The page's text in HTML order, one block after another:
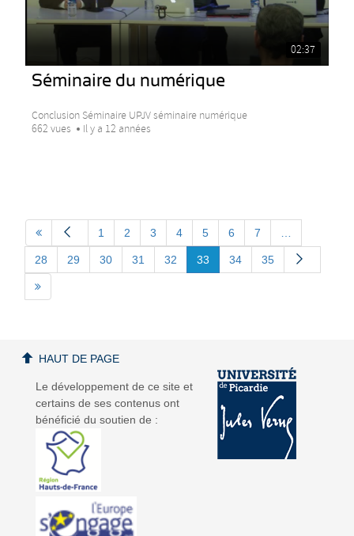
02:37
Séminaire du numérique
Conclusion Séminaire UPJV séminaire numérique
662 vues
Il y a 12 années
1 2 3 4 5 6 7
28 29 30 31 32 33 34 35
Le développement de ce site et
certains de ses contenus ont
bénéficié du soutien de :
HAUT DE PAGE